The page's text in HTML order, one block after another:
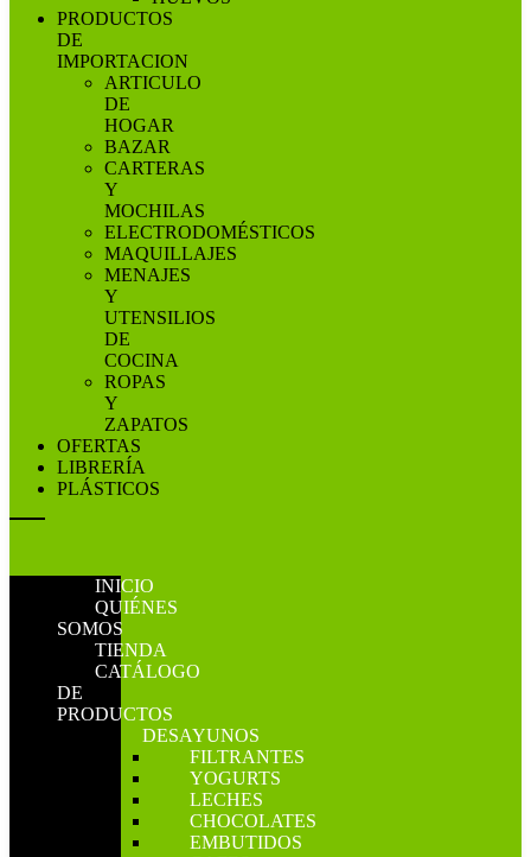
PRODUCTOS
DE
IMPORTACION
ARTICULO
DE
HOGAR
BAZAR
CARTERAS
Y
MOCHILAS
ELECTRODOMÉSTICOS
MAQUILLAJES
MENAJES
Y
UTENSILIOS
DE
COCINA
ROPAS
Y
ZAPATOS
OFERTAS
LIBRERÍA
PLÁSTICOS
INICIO
QUIÉNES
SOMOS
TIENDA
CATÁLOGO
DE
PRODUCTOS
DESAYUNOS
FILTRANTES
YOGURTS
LECHES
CHOCOLATES
EMBUTIDOS